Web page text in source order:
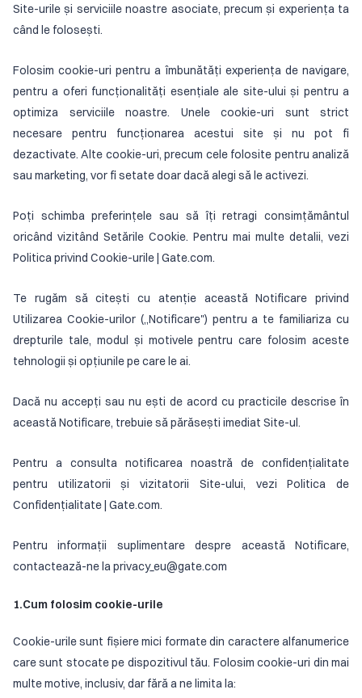
Site-urile și serviciile noastre asociate, precum și experiența ta
când le folosești.
Folosim cookie-uri pentru a îmbunătăți experiența de navigare,
pentru a oferi funcționalități esențiale ale site-ului și pentru a
optimiza serviciile noastre. Unele cookie-uri sunt strict
necesare pentru funcționarea acestui site și nu pot fi
dezactivate. Alte cookie-uri, precum cele folosite pentru analiză
sau marketing, vor fi setate doar dacă alegi să le activezi.
Poți schimba preferințele sau să îți retragi consimțământul
oricând vizitând Setările Cookie. Pentru mai multe detalii, vezi
Politica privind Cookie-urile | Gate.com.
Te rugăm să citești cu atenție această Notificare privind
Utilizarea Cookie-urilor („Notificare") pentru a te familiariza cu
drepturile tale, modul și motivele pentru care folosim aceste
tehnologii și opțiunile pe care le ai.
Dacă nu accepți sau nu ești de acord cu practicile descrise în
această Notificare, trebuie să părăsești imediat Site-ul.
Pentru a consulta notificarea noastră de confidențialitate
pentru utilizatorii și vizitatorii Site-ului, vezi Politica de
Confidențialitate | Gate.com.
Pentru informații suplimentare despre această Notificare,
contactează-ne la privacy_eu@gate.com
1.Cum folosim cookie-urile
Cookie-urile sunt fișiere mici formate din caractere alfanumerice
care sunt stocate pe dispozitivul tău. Folosim cookie-uri din mai
multe motive, inclusiv, dar fără a ne limita la: